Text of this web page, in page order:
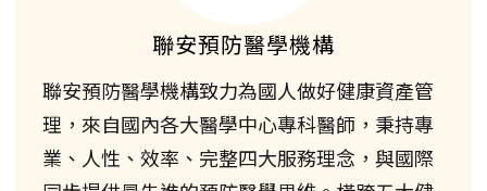
聯安預防醫學機構
聯安預防醫學機構致力為國人做好健康資產管
理，來自國內各大醫學中心專科醫師，秉持專
業、人性、效率、完整四大服務理念，與國際